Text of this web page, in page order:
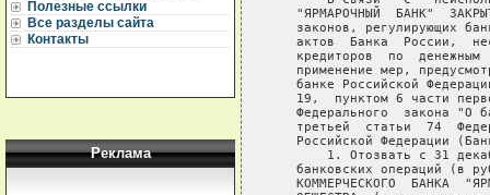
Полезные ссылки
Все разделы сайта
Контакты
Реклама
"ЯРМАРОЧНЫЙ  БАНК"
законов, регулирующих
актов  Банка  России,
кредиторов  по  денежным
применение мер,
банке Российской
19,  пунктом 6 части
Федерального  закона "О
третьей  статьи  74
Российской Федерации
1. Отозвать с 31
банковских операций (в
КОММЕРЧЕСКОГО  БАНКА